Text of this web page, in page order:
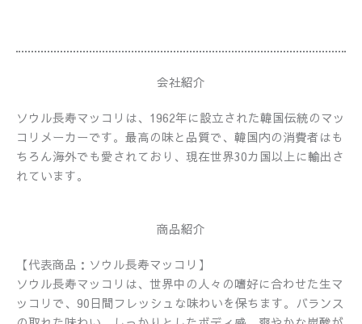
会社紹介
ソウル長寿マッコリは、1962年に設立された韓国伝統のマッ
コリメーカーです。最高の味と品質で、韓国内の消費者はも
ちろん海外でも愛されており、現在世界30カ国以上に輸出さ
れています。
商品紹介
【代表商品：ソウル長寿マッコリ】
ソウル長寿マッコリは、世界中の人々の嗜好に合わせた生マ
ッコリで、90日間フレッシュな味わいを保ちます。バランス